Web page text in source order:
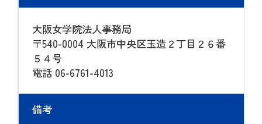
大阪女学院法人事務局
〒540-0004 大阪市中央区玉造２丁目２６番
５４号
電話 06-6761-4013
備考